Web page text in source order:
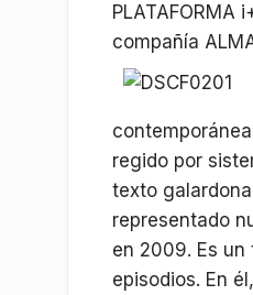
compañía
regido por
texto
representado
en 2009. Es
episodios. En él,